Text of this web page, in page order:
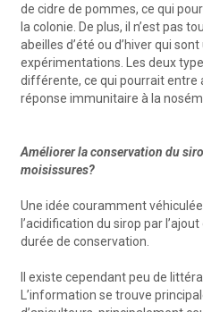
de cidre de pommes, ce qui
la colonie. De plus, il n’est pas
abeilles d’été ou d’hiver qui
expérimentations. Les deux
différente, ce qui pourrait entre
réponse immunitaire à la
Améliorer la conservation du
moisissures?
Une idée couramment
l’acidification du sirop par
durée de conservation.
Il existe cependant peu de
L’information se trouve